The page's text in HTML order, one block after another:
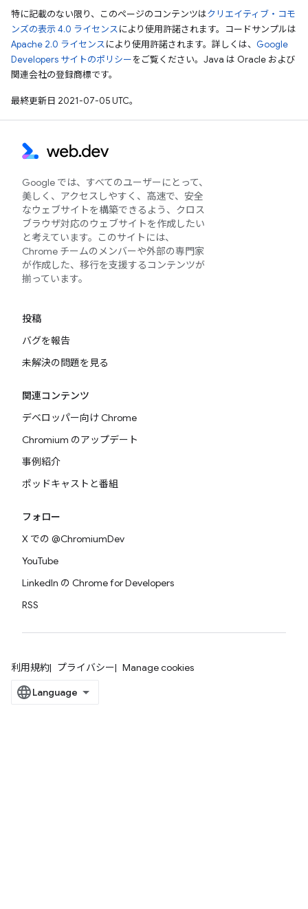
特に記載のない限り、このページのコンテンツはクリエイティブ・コモ
ンズの表示 4.0 ライセンスにより使用許諾されます。コードサンプルは
Apache 2.0 ライセンスにより使用許諾されます。詳しくは、 Google
Developers サイトのポリシーをご覧ください。Java は Oracle および
関連会社の登録商標です。
最終更新日 2021-07-05 UTC。
Google では、すべてのユーザーにとって、
美しく、アクセスしやすく、高速で、安全
なウェブサイトを構築できるよう、クロス
ブラウザ対応のウェブサイトを作成したい
と考えています。このサイトには、
Chrome チームのメンバーや外部の専門家
が作成した、移行を支援するコンテンツが
揃っています。
投稿
バグを報告
未解決の問題を見る
関連コンテンツ
デベロッパー向け Chrome
Chromium のアップデート
事例紹介
ポッドキャストと番組
フォロー
X での @ChromiumDev
YouTube
LinkedIn の Chrome for Developers
RSS
利用規約 プライバシー Manage cookies